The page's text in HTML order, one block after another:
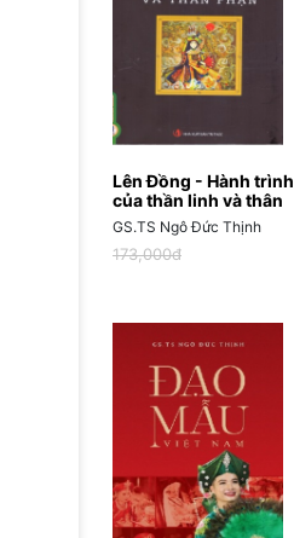
Lên Đồng - Hành trình
của thần linh và thân
phận
GS.TS Ngô Đức Thịnh
173,000đ